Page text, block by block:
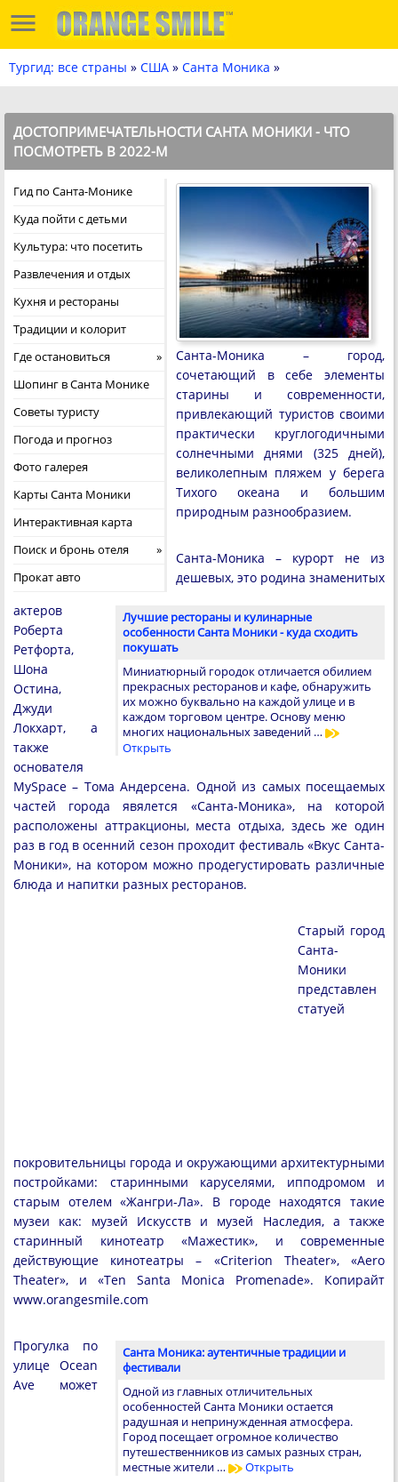
Тургид: все страны » США » Санта Моника »
ДОСТОПРИМЕЧАТЕЛЬНОСТИ САНТА МОНИКИ - ЧТО
ПОСМОТРЕТЬ В 2022-М
Гид по Санта-Монике
Куда пойти с детьми
Культура: что посетить
Развлечения и отдых
Кухня и рестораны
Традиции и колорит
Где остановиться
Шопинг в Санта Монике
Советы туристу
Погода и прогноз
Фото галерея
Карты Санта Моники
Интерактивная карта
Поиск и бронь отеля
Прокат авто
Санта-Моника – город,
сочетающий в себе элементы
старины и современности,
привлекающий туристов своими
практически круглогодичными
солнечными днями (325 дней),
великолепным пляжем у берега
Тихого океана и большим
природным разнообразием.
Лучшие рестораны и кулинарные
особенности Санта Моники - куда сходить
покушать
Миниатюрный городок отличается обилием
прекрасных ресторанов и кафе, обнаружить
их можно буквально на каждой улице и в
каждом торговом центре. Основу меню
многих национальных заведений …
Открыть
Санта-Моника – курорт не из
дешевых, это родина знаменитых
актеров
Роберта
Ретфорта,
Шона
Остина,
Джуди
Локхарт, а
также
основателя
MySpace – Тома Андерсена. Одной из самых посещаемых
частей города явялется «Санта-Моника», на которой
расположены аттракционы, места отдыха, здесь же один
раз в год в осенний сезон проходит фестиваль «Вкус Санта-
Моники», на котором можно продегустировать различные
блюда и напитки разных ресторанов.
Старый город
Санта-
Моники
представлен
статуей
покровительницы города и окружающими архитектурными
постройками: старинными каруселями, ипподромом и
старым отелем «Жангри-Ла». В городе находятся такие
музеи как: музей Искусств и музей Наследия, а также
старинный кинотеатр «Мажестик», и современные
действующие кинотеатры – «Criterion Theater», «Aero
Theater», и «Ten Santa Monica Promenade». Копирайт
www.orangesmile.com
Санта Моника: аутентичные традиции и
фестивали
Одной из главных отличительных
особенностей Санта Моники остается
радушная и непринужденная атмосфера.
Город посещает огромное количество
путешественников из самых разных стран,
местные жители …
Открыть
Прогулка по
улице Ocean
Ave может